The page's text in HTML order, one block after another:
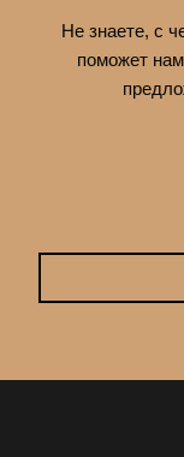
Не знаете, с
поможет